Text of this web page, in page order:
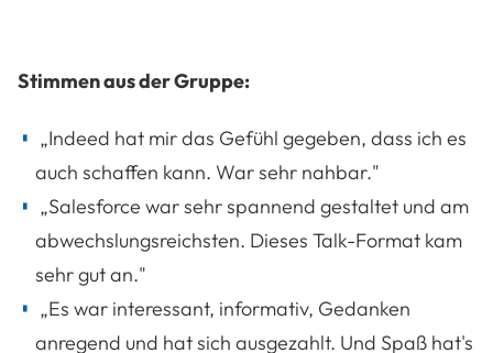
Stimmen aus der Gruppe:
„Indeed hat mir das Gefühl gegeben, dass ich es
auch schaffen kann. War sehr nahbar."
„Salesforce war sehr spannend gestaltet und am
abwechslungsreichsten. Dieses Talk-Format kam
sehr gut an."
„Es war interessant, informativ, Gedanken
anregend und hat sich ausgezahlt. Und Spaß hat's